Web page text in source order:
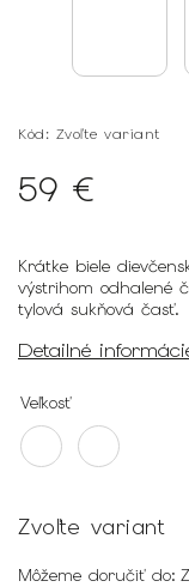
Kód: Zvoľte variant
59 €
Krátke biele
výstrihom odhalené
tylová sukňová časť.
Detailné
Veľkosť
Zvoľte variant
Môžeme doručiť do: